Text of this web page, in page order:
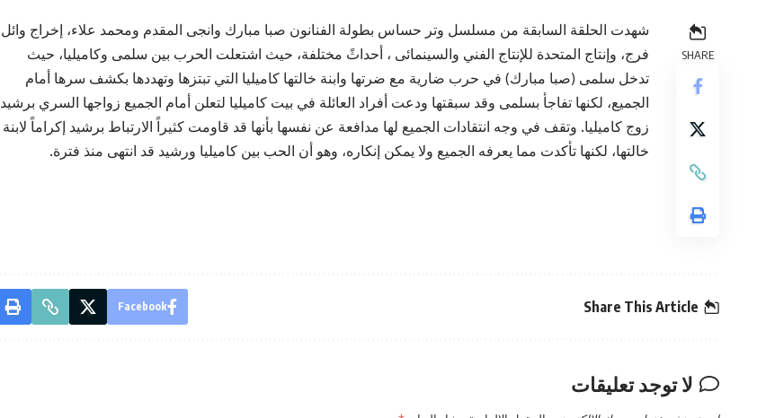
SHARE
شهدت الحلقة السابقة من مسلسل وتر حساس بطولة الفنانون صبا مبارك وانجى المقدم ومحمد علاء، إخراج وائل
فرج، وإنتاج المتحدة للإنتاج الفني والسينمائى ، أحداثً مختلفة، حيث اشتعلت الحرب بين سلمى وكاميليا، حيث
تدخل سلمى (صبا مبارك) في حرب ضارية مع ضرتها وابنة خالتها كاميليا التي تبتزها وتهددها بكشف سرها أمام
الجميع، لكنها تفاجأ بسلمى وقد سبقتها ودعت أفراد العائلة في بيت كاميليا لتعلن أمام الجميع زواجها السري برشيد
زوج كاميليا. وتقف في وجه انتقادات الجميع لها مدافعة عن نفسها بأنها قد قاومت كثيراً الارتباط برشيد إكراماً لابنة
خالتها، لكنها تأكدت مما يعرفه الجميع ولا يمكن إنكاره، وهو أن الحب بين كاميليا ورشيد قد انتهى منذ فترة.
Share This Article
Facebook
لا توجد تعليقات